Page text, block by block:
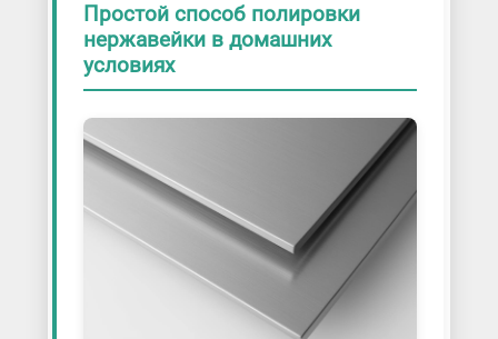
Простой способ полировки
нержавейки в домашних
условиях